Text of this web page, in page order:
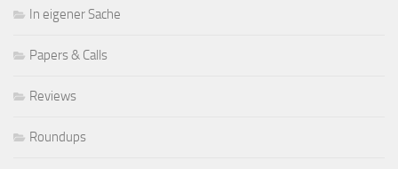
In eigener Sache
Papers & Calls
Reviews
Roundups